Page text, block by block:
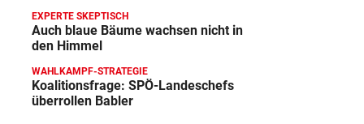
EXPERTE SKEPTISCH
Auch blaue Bäume wachsen nicht in
den Himmel
WAHLKAMPF-STRATEGIE
Koalitionsfrage: SPÖ-Landeschefs
überrollen Babler